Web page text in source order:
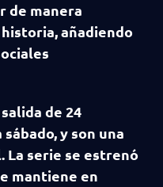
de manera
añadiendo
de 24
y son una
La serie se estrenó
mantiene en